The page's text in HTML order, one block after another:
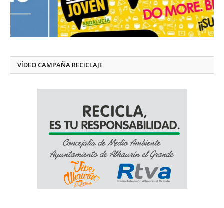
VÍDEO CAMPAÑA RECICLAJE